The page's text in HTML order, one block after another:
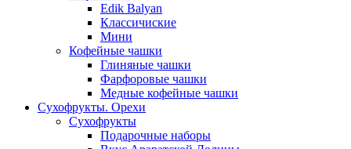
Edik Balyan
Классичиские
Мини
Кофейные чашки
Глиняные чашки
Фарфоровые чашки
Медные кофейные чашки
Сухофрукты. Орехи
Сухофрукты
Подарочные наборы